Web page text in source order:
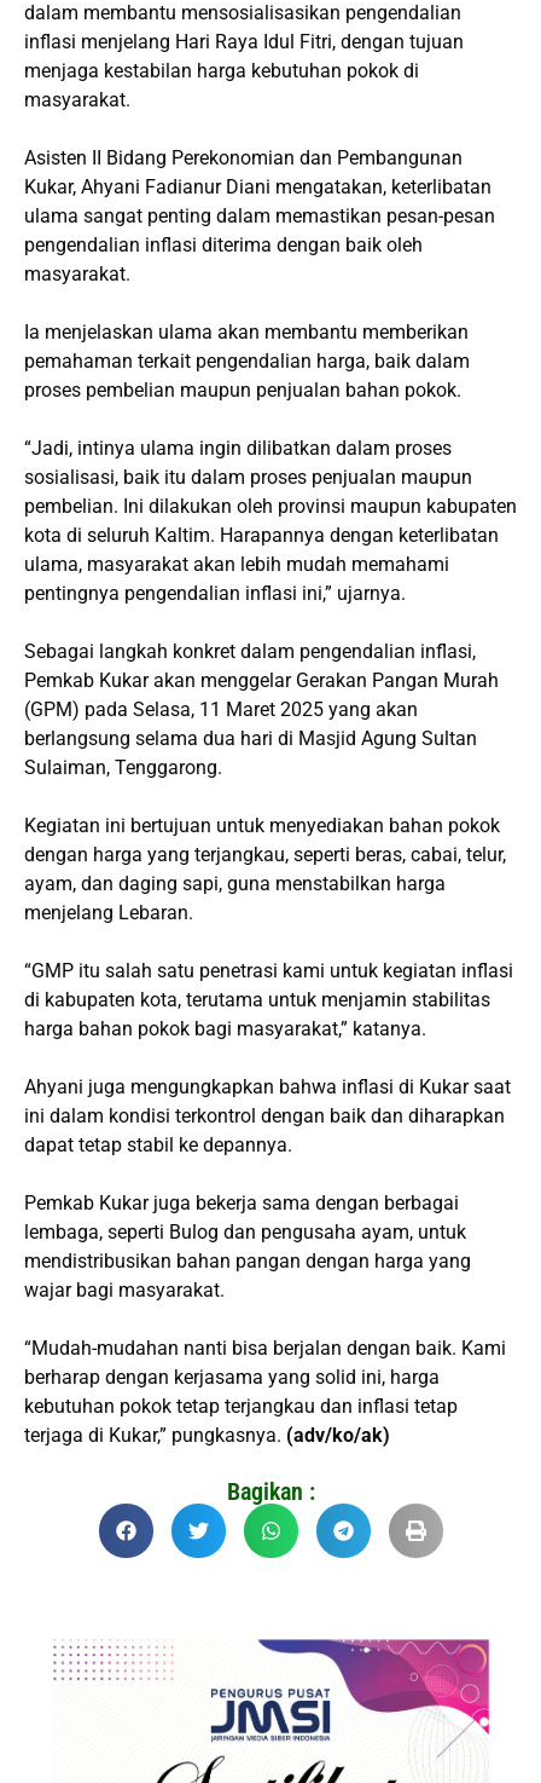
dalam membantu mensosialisasikan pengendalian
inflasi menjelang Hari Raya Idul Fitri, dengan tujuan
menjaga kestabilan harga kebutuhan pokok di
masyarakat.
Asisten II Bidang Perekonomian dan Pembangunan
Kukar, Ahyani Fadianur Diani mengatakan, keterlibatan
ulama sangat penting dalam memastikan pesan-pesan
pengendalian inflasi diterima dengan baik oleh
masyarakat.
Ia menjelaskan ulama akan membantu memberikan
pemahaman terkait pengendalian harga, baik dalam
proses pembelian maupun penjualan bahan pokok.
“Jadi, intinya ulama ingin dilibatkan dalam proses
sosialisasi, baik itu dalam proses penjualan maupun
pembelian. Ini dilakukan oleh provinsi maupun kabupaten
kota di seluruh Kaltim. Harapannya dengan keterlibatan
ulama, masyarakat akan lebih mudah memahami
pentingnya pengendalian inflasi ini,” ujarnya.
Sebagai langkah konkret dalam pengendalian inflasi,
Pemkab Kukar akan menggelar Gerakan Pangan Murah
(GPM) pada Selasa, 11 Maret 2025 yang akan
berlangsung selama dua hari di Masjid Agung Sultan
Sulaiman, Tenggarong.
Kegiatan ini bertujuan untuk menyediakan bahan pokok
dengan harga yang terjangkau, seperti beras, cabai, telur,
ayam, dan daging sapi, guna menstabilkan harga
menjelang Lebaran.
“GMP itu salah satu penetrasi kami untuk kegiatan inflasi
di kabupaten kota, terutama untuk menjamin stabilitas
harga bahan pokok bagi masyarakat,” katanya.
Ahyani juga mengungkapkan bahwa inflasi di Kukar saat
ini dalam kondisi terkontrol dengan baik dan diharapkan
dapat tetap stabil ke depannya.
Pemkab Kukar juga bekerja sama dengan berbagai
lembaga, seperti Bulog dan pengusaha ayam, untuk
mendistribusikan bahan pangan dengan harga yang
wajar bagi masyarakat.
“Mudah-mudahan nanti bisa berjalan dengan baik. Kami
berharap dengan kerjasama yang solid ini, harga
kebutuhan pokok tetap terjangkau dan inflasi tetap
terjaga di Kukar,” pungkasnya. (adv/ko/ak)
Bagikan :